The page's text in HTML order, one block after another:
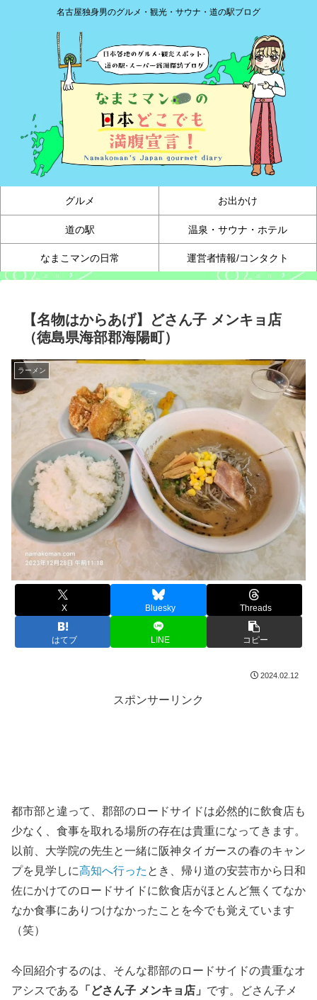
名古屋独身男のグルメ・観光・サウナ・道の駅ブログ
グルメ お出かけ
道の駅 温泉・サウナ・ホテル
なまこマンの日常 運営者情報/コンタクト
【名物はからあげ】どさん子 メンキョ店
（徳島県海部郡海陽町）
ラーメン
X Bluesky Threads
はてブ LINE コピー
2024.02.12
スポンサーリンク
都市部と違って、郡部のロードサイドは必然的に飲食店も
少なく、食事を取れる場所の存在は貴重になってきます。
以前、大学院の先生と一緒に阪神タイガースの春のキャン
プを見学しに高知へ行った とき、帰り道の安芸市から日和
佐にかけてのロードサイドに飲食店がほとんど無くてなか
なか食事にありつけなかったことを今でも覚えています
（笑）
今回紹介するのは、そんな郡部のロードサイドの貴重なオ
アシスである
「どさん子 メンキョ店」 です。どさん子メ